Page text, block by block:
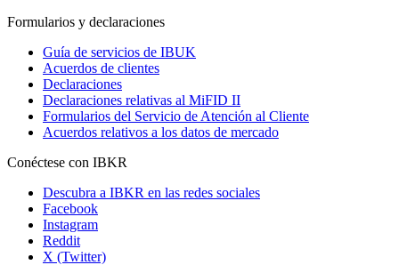
Formularios y declaraciones
Guía de servicios de IBUK
Acuerdos de clientes
Declaraciones
Declaraciones relativas al MiFID II
Formularios del Servicio de Atención al Cliente
Acuerdos relativos a los datos de mercado
Conéctese con IBKR
Descubra a IBKR en las redes sociales
Facebook
Instagram
Reddit
X (Twitter)